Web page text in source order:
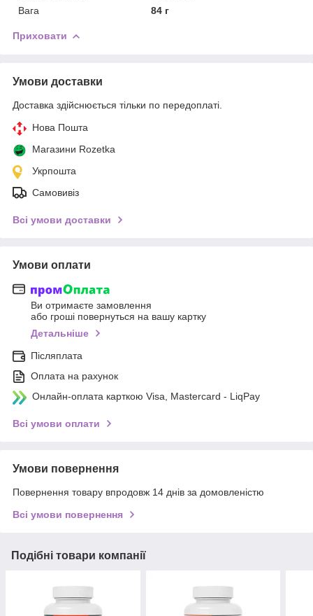
Вага
84 г
Приховати
Умови доставки
Доставка здійснюється тільки по передоплаті.
Нова Пошта
Магазини Rozetka
Укрпошта
Самовивіз
Всі умови доставки
Умови оплати
Ви отримаєте замовлення
або гроші повернуться на вашу картку
Детальніше
Післяплата
Оплата на рахунок
Онлайн-оплата карткою Visa, Mastercard - LiqPay
Всі умови оплати
Умови повернення
Повернення товару впродовж 14 днів за домовленістю
Всі умови повернення
Подібні товари компанії